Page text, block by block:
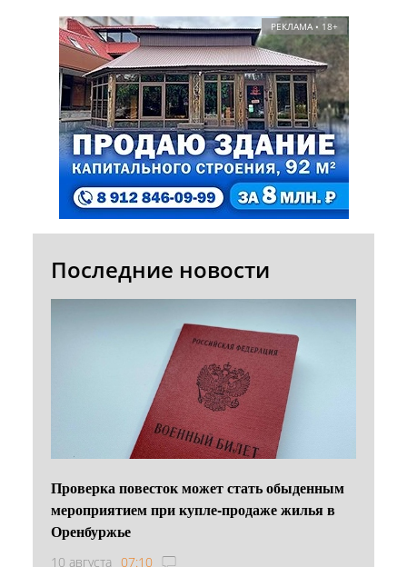
РЕКЛАМА • 18+
Последние новости
Проверка повесток может стать обыденным
мероприятием при купле-продаже жилья в
Оренбуржье
10 августа 07:10